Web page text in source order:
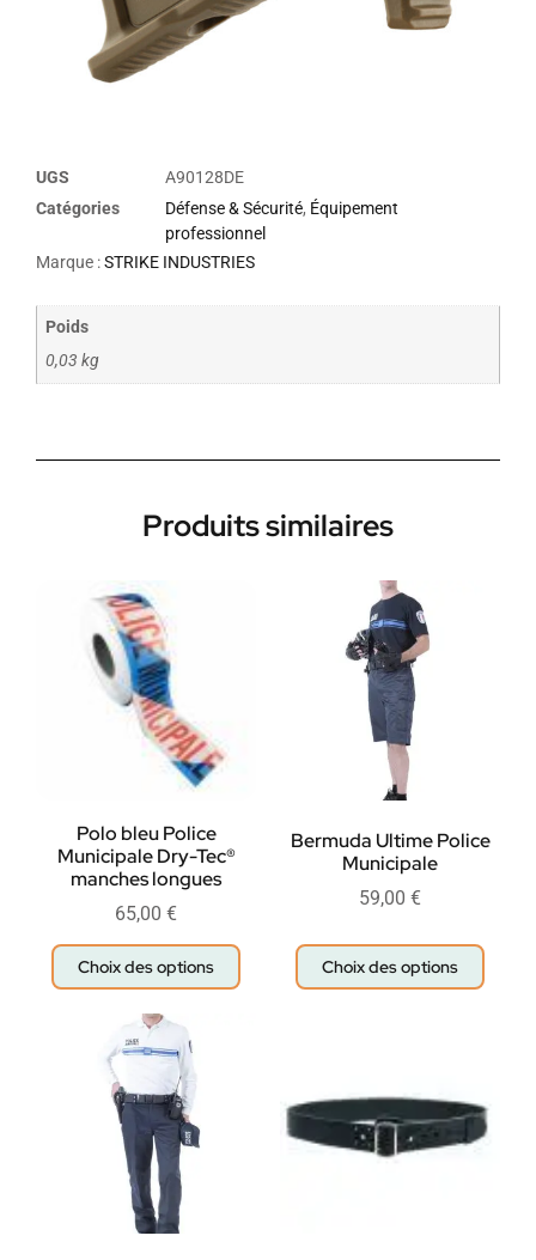
UGS
A90128DE
Catégories
Défense & Sécurité, Équipement
professionnel
Marque :STRIKE INDUSTRIES
Poids
0,03 kg
Produits similaires
Polo bleu Police
Municipale Dry-Tec®
manches longues
65,00 €
Choix des options
Bermuda Ultime Police
Municipale
59,00 €
Choix des options